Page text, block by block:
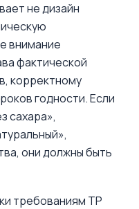
не дизайн
внимание
фактической
корректному
годности. Если
сахара»,
они должны быть
требованиям ТР